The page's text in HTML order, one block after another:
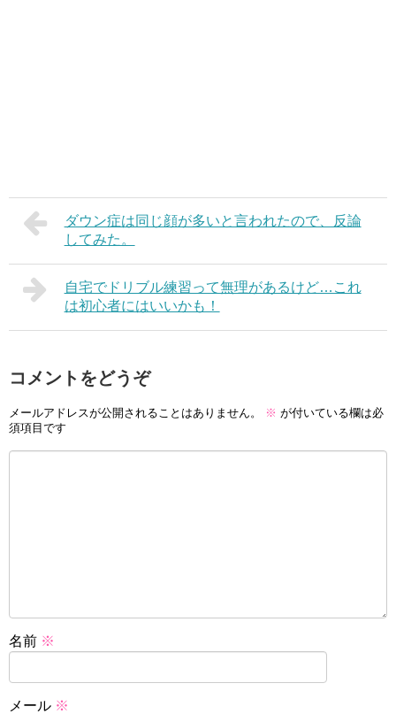
ダウン症は同じ顔が多いと言われたので、反論
してみた。
自宅でドリブル練習って無理があるけど…これ
は初心者にはいいかも！
コメントをどうぞ
メールアドレスが公開されることはありません。 ※ が付いている欄は必
須項目です
名前 ※
メール ※